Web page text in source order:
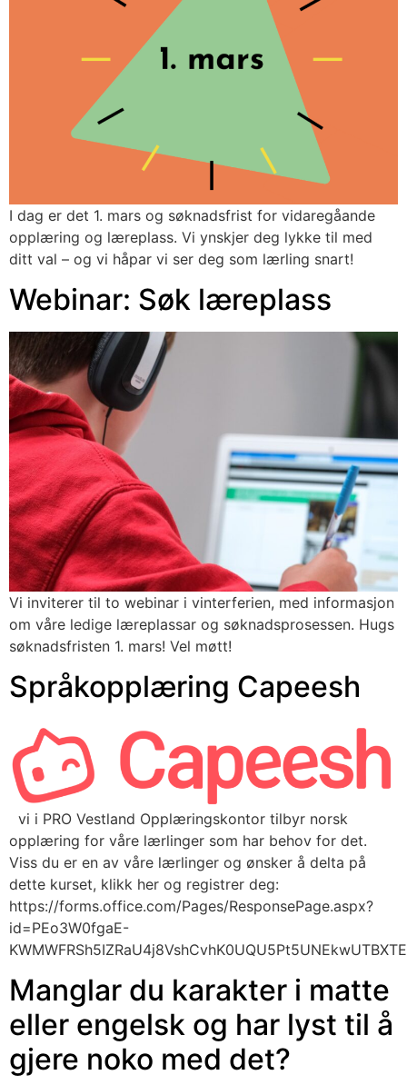
I dag er det 1. mars og søknadsfrist for vidaregåande
opplæring og læreplass. Vi ynskjer deg lykke til med
ditt val – og vi håpar vi ser deg som lærling snart!
Webinar: Søk læreplass
Vi inviterer til to webinar i vinterferien, med informasjon
om våre ledige læreplassar og søknadsprosessen. Hugs
søknadsfristen 1. mars! Vel møtt!
Språkopplæring Capeesh
vi i PRO Vestland Opplæringskontor tilbyr norsk
opplæring for våre lærlinger som har behov for det.
Viss du er en av våre lærlinger og ønsker å delta på
dette kurset, klikk her og registrer deg:
https://forms.office.com/Pages/ResponsePage.aspx?
id=PEo3W0fgaE-
Manglar du karakter i matte
eller engelsk og har lyst til å
gjere noko med det?